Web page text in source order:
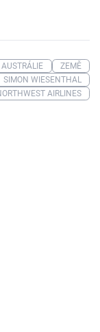
AUSTRÁLIE
ZEMĚ
SIMON WIESENTHAL
AIRLINES